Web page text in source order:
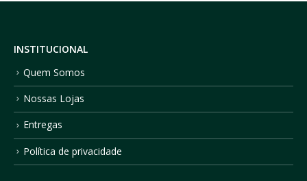
INSTITUCIONAL
Quem Somos
Nossas Lojas
Entregas
Política de privacidade